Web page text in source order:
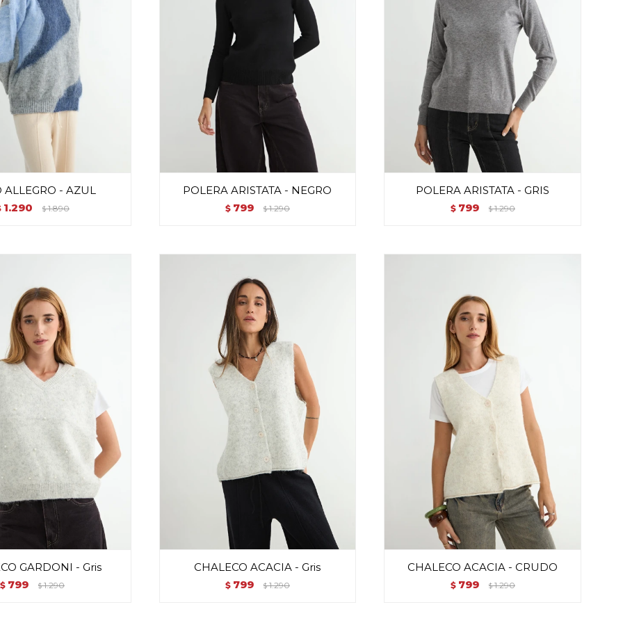
- AZUL
1.290 $ 1.890
POLERA ARISTATA - NEGRO
$ 799 $ 1.290
POLERA ARISTATA - GRIS
$ 799 $ 1.290
GARDONI - Gris
$ 799 $ 1.290
CHALECO ACACIA - Gris
$ 799 $ 1.290
CHALECO ACACIA - CRUDO
$ 799 $ 1.290